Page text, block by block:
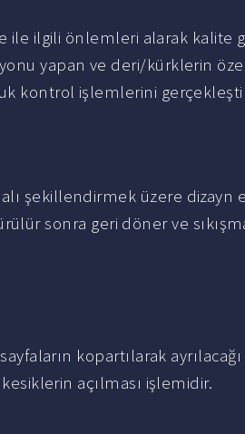
ile ilgili önlemleri alarak
yapan ve deri/kürklerin
kontrol işlemlerini
şekillendirmek üzere dizayn
sonra geri döner ve
kopartılarak
açılması işlemidir.